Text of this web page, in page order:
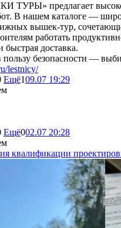
ТУРЫ» предлагает
В нашем каталоге —
вышек‑тур,
работать
доставка.
безопасности —
lestnicy/
Ещё109.07 19:29
Ещё002.07 20:28
квалификации